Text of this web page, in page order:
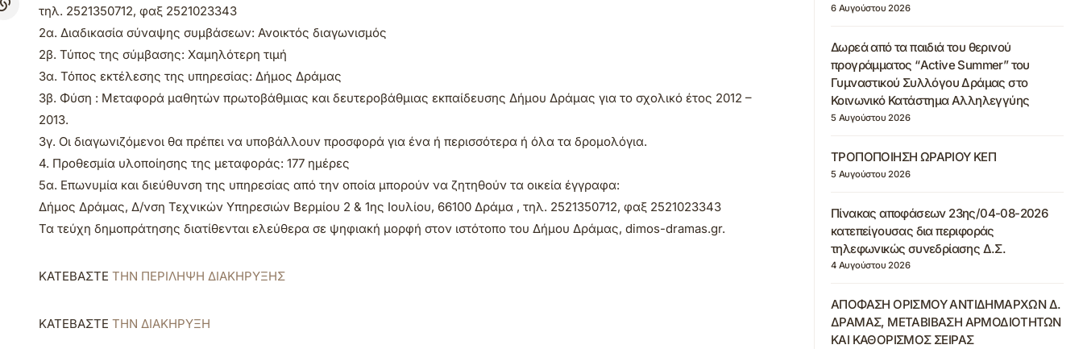
τηλ. 2521350712, φαξ 2521023343
2α. Διαδικασία σύναψης συμβάσεων: Ανοικτός διαγωνισμός
2β. Τύπος της σύμβασης: Χαμηλότερη τιμή
3α. Τόπος εκτέλεσης της υπηρεσίας: Δήμος Δράμας
3β. Φύση : Μεταφορά μαθητών πρωτοβάθμιας και δευτεροβάθμιας εκπαίδευσης Δήμου Δράμας για το σχολικό έτος 2012 –
2013.
3γ. Οι διαγωνιζόμενοι θα πρέπει να υποβάλλουν προσφορά για ένα ή περισσότερα ή όλα τα δρομολόγια.
4. Προθεσμία υλοποίησης της μεταφοράς: 177 ημέρες
5α. Επωνυμία και διεύθυνση της υπηρεσίας από την οποία μπορούν να ζητηθούν τα οικεία έγγραφα:
Δήμος Δράμας, Δ/νση Τεχνικών Υπηρεσιών Βερμίου 2 & 1ης Ιουλίου, 66100 Δράμα , τηλ. 2521350712, φαξ 2521023343
Τα τεύχη δημοπράτησης διατίθενται ελεύθερα σε ψηφιακή μορφή στον ιστότοπο του Δήμου Δράμας, dimos-dramas.gr.
ΚΑΤΕΒΑΣΤΕ ΤΗΝ ΠΕΡΙΛΗΨΗ ΔΙΑΚΗΡΥΞΗΣ
ΚΑΤΕΒΑΣΤΕ ΤΗΝ ΔΙΑΚΗΡΥΞΗ
6 Αυγούστου 2026
Δωρεά από τα παιδιά του θερινού
προγράμματος “Active Summer” του
Γυμναστικού Συλλόγου Δράμας στο
Κοινωνικό Κατάστημα Αλληλεγγύης
5 Αυγούστου 2026
ΤΡΟΠΟΠΟΙΗΣΗ ΩΡΑΡΙΟΥ ΚΕΠ
5 Αυγούστου 2026
Πίνακας αποφάσεων 23ης/04-08-2026
κατεπείγουσας δια περιφοράς
τηλεφωνικώς συνεδρίασης Δ.Σ.
4 Αυγούστου 2026
ΑΠΟΦΑΣΗ ΟΡΙΣΜΟΥ ΑΝΤΙΔΗΜΑΡΧΩΝ Δ.
ΔΡΑΜΑΣ, ΜΕΤΑΒΙΒΑΣΗ ΑΡΜΟΔΙΟΤΗΤΩΝ
ΚΑΙ ΚΑΘΟΡΙΣΜΟΣ ΣΕΙΡΑΣ